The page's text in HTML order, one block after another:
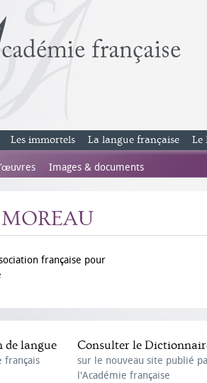
Les immortels La langue française Le
Images & documents
française pour
de langue
français
Consulter le
sur le nouveau site publié
l'Académie française